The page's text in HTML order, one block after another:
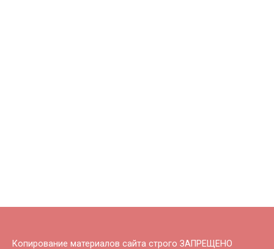
Копирование материалов сайта строго ЗАПРЕЩЕНО